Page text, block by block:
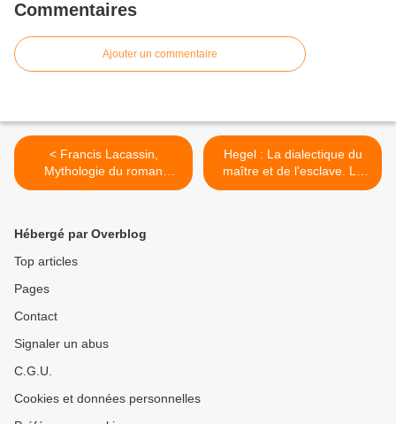
Commentaires
Ajouter un commentaire
< Francis Lacassin,
Mythologie du roman
policier, tome 1
Hegel : La dialectique du
maître et de l'esclave. La
lutte pour la
Hébergé par Overblog
Top articles
Pages
Contact
Signaler un abus
C.G.U.
Cookies et données personnelles